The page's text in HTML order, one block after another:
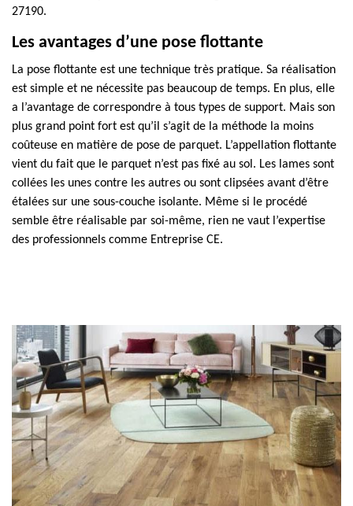
27190.
Les avantages d’une pose flottante
La pose flottante est une technique très pratique. Sa réalisation
est simple et ne nécessite pas beaucoup de temps. En plus, elle
a l’avantage de correspondre à tous types de support. Mais son
plus grand point fort est qu’il s’agit de la méthode la moins
coûteuse en matière de pose de parquet. L’appellation flottante
vient du fait que le parquet n’est pas fixé au sol. Les lames sont
collées les unes contre les autres ou sont clipsées avant d’être
étalées sur une sous-couche isolante. Même si le procédé
semble être réalisable par soi-même, rien ne vaut l’expertise
des professionnels comme Entreprise CE.